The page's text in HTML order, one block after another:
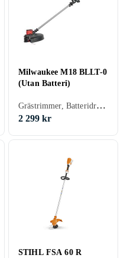
Milwaukee M18 BLLT-0
(Utan Batteri)
Grästrimmer, Batteridriven
2 299 kr
STIHL FSA 60 R